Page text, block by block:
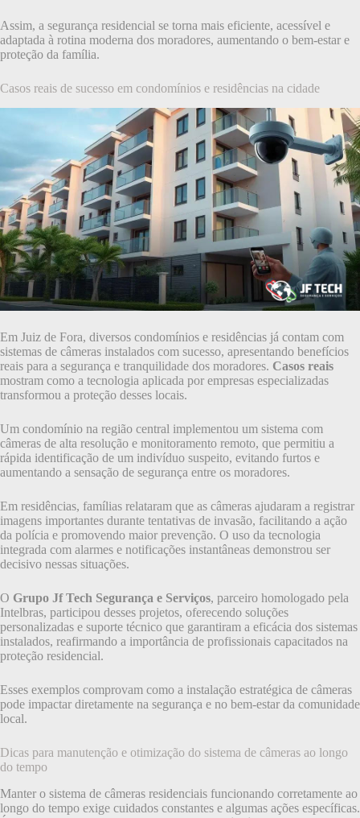
Assim, a segurança residencial se torna mais eficiente, acessível e
adaptada à rotina moderna dos moradores, aumentando o bem-estar e
proteção da família.
Casos reais de sucesso em condomínios e residências na cidade
Em Juiz de Fora, diversos condomínios e residências já contam com
sistemas de câmeras instalados com sucesso, apresentando benefícios
reais para a segurança e tranquilidade dos moradores. Casos reais
mostram como a tecnologia aplicada por empresas especializadas
transformou a proteção desses locais.
Um condomínio na região central implementou um sistema com
câmeras de alta resolução e monitoramento remoto, que permitiu a
rápida identificação de um indivíduo suspeito, evitando furtos e
aumentando a sensação de segurança entre os moradores.
Em residências, famílias relataram que as câmeras ajudaram a registrar
imagens importantes durante tentativas de invasão, facilitando a ação
da polícia e promovendo maior prevenção. O uso da tecnologia
integrada com alarmes e notificações instantâneas demonstrou ser
decisivo nessas situações.
O Grupo Jf Tech Segurança e Serviços, parceiro homologado pela
Intelbras, participou desses projetos, oferecendo soluções
personalizadas e suporte técnico que garantiram a eficácia dos sistemas
instalados, reafirmando a importância de profissionais capacitados na
proteção residencial.
Esses exemplos comprovam como a instalação estratégica de câmeras
pode impactar diretamente na segurança e no bem-estar da comunidade
local.
Dicas para manutenção e otimização do sistema de câmeras ao longo
do tempo
Manter o sistema de câmeras residenciais funcionando corretamente ao
longo do tempo exige cuidados constantes e algumas ações específicas.